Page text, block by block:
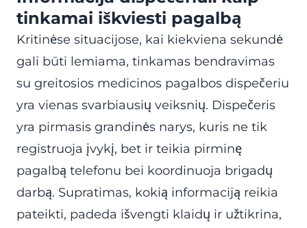
tinkamai iškviesti pagalbą
Kritinėse situacijose, kai kiekviena sekundė
gali būti lemiama, tinkamas bendravimas
su greitosios medicinos pagalbos dispečeriu
yra vienas svarbiausių veiksnių. Dispečeris
yra pirmasis grandinės narys, kuris ne tik
registruoja įvykį, bet ir teikia pirminę
pagalbą telefonu bei koordinuoja brigadų
darbą. Supratimas, kokią informaciją reikia
pateikti, padeda išvengti klaidų ir užtikrina,